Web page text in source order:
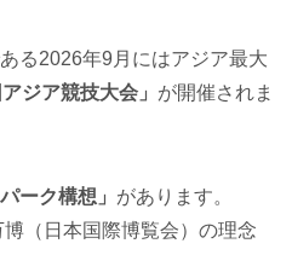
る2026年9月にはアジア最大
アジア競技大会」 が開催されま
ーク構想」 があります。
（日本国際博覧会）の理念